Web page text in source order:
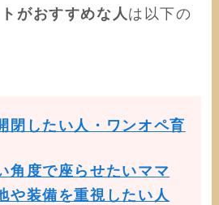
がおすすめな人は以下の
閉したい人・ワンオペ育
角度で座らせたいママ
や装備を重視したい人